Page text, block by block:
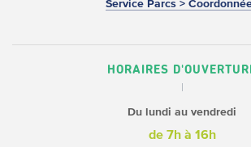
Service Parcs >
HORAIRES
Du lundi au vendredi
de 7h à 16h